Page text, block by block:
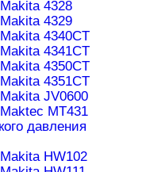
4328
4329
4340CT
4341CT
4350CT
4351CT
JV0600
MT431
давления
HW102